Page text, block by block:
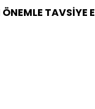
TAVSİYE